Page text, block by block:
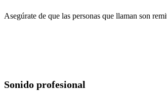
Asegúrate de que las personas que llaman son
Sonido profesional